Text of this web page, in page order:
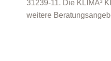
31239-11. Die KLIMA³
weitere